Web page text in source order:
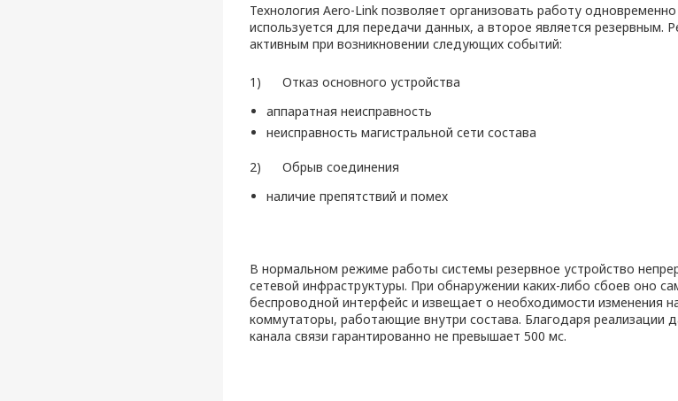
Технология Aero-Link позволяет организовать работу
используется для передачи данных, а второе является резервным.
активным при возникновении следующих событий:
1) Отказ основного устройства
аппаратная неисправность
неисправность магистральной сети состава
2) Обрыв соединения
наличие препятствий и помех
В нормальном режиме работы системы резервное устройство
сетевой инфраструктуры. При обнаружении каких-либо сбоев оно
беспроводной интерфейс и извещает о необходимости изменения
коммутаторы, работающие внутри состава. Благодаря реализации
канала связи гарантированно не превышает 500 мс.